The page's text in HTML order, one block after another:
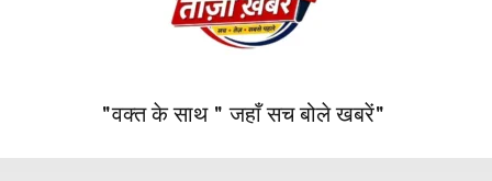
"वक्त के साथ " जहाँ सच बोले खबरें"